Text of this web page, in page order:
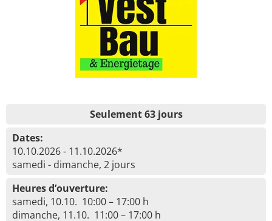
Seulement 63 jours
Dates:
10.10.2026 - 11.10.2026*
samedi - dimanche, 2 jours
Heures d’ouverture:
samedi, 10.10. 10:00 – 17:00 h
dimanche, 11.10. 11:00 – 17:00 h